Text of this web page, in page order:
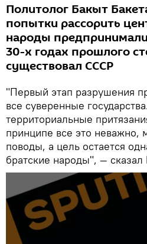
Политолог Бакыт
попытки рассорить
народы
30-х годах прошлого
существовал СССР
"Первый этап разрушения
все суверенные
территориальные
принципе все это неважно,
поводы, а цель остается
братские народы", — сказал